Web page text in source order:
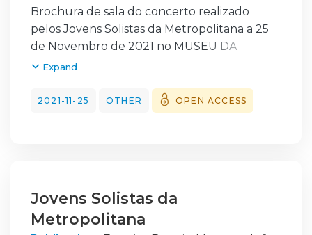
Brochura de sala do concerto realizado
pelos Jovens Solistas da Metropolitana a 25
de Novembro de 2021 no MUSEU DA
MÚSICA PORTUGUESA em Cascais no
Metropolitana. O programa do concerto foi
preenchido com obras do Beethoven e
maestros, instrumentistas de orquestra e
pianistas vocacionados para música de
Expand
2021-11-25 OTHER OPEN ACCESS
Jovens Solistas da
Metropolitana